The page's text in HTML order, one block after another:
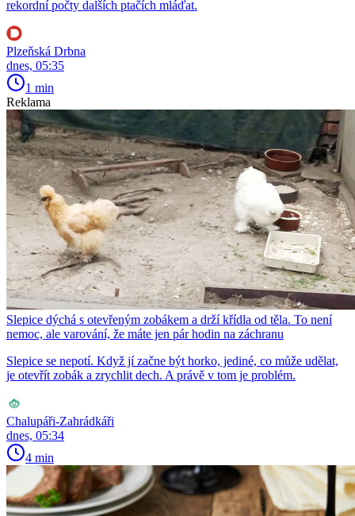
rekordní počty dalších ptačích mláďat.
Plzeňská Drbna
dnes, 05:35
1 min
Reklama
Slepice dýchá s otevřeným zobákem a drží křídla od těla. To není
nemoc, ale varování, že máte jen pár hodin na záchranu
Slepice se nepotí. Když jí začne být horko, jediné, co může udělat,
je otevřít zobák a zrychlit dech. A právě v tom je problém.
Chalupáři-Zahrádkáři
dnes, 05:34
4 min